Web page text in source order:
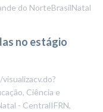
do NorteBrasilNatal
no estágio
Ciência e
- CentralIFRN,